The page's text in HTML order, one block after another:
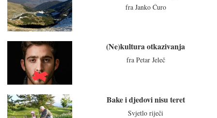
fra Janko Ćuro
(Ne)kultura otkazivanja
fra Petar Jeleč
Bake i djedovi nisu teret
Svjetlo riječi